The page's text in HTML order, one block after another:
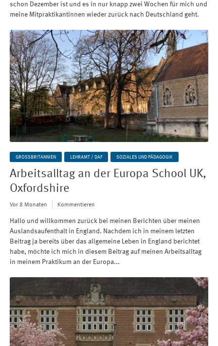
schon Dezember ist und es in nur knapp zwei Wochen für mich und
meine Mitpraktikantinnen wieder zurück nach Deutschland geht.
GROSSBRITANNIEN LEHRAMT / DAF SOZIALES UND PÄDAGOGIK
Arbeitsalltag an der Europa School UK,
Oxfordshire
Vor 8 Monaten Kommentieren
Hallo und willkommen zurück bei meinen Berichten über meinen
Auslandsaufenthalt in England. Nachdem ich in meinem letzten
Beitrag ja bereits über das allgemeine Leben in England berichtet
habe, möchte ich mich in diesem Beitrag auf meinen Arbeitsalltag
in meinem Praktikum an der Europa...